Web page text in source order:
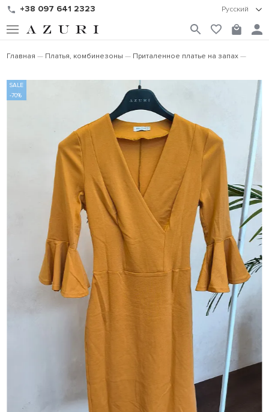
+38 097 641 2323 Русский
Главная Платья, комбинезоны Приталенное платье на запах